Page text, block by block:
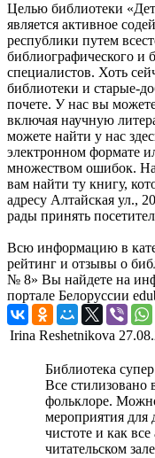
Целью библиотеки
является активное
республики путем
библиографического и
специалистов. Хоть
библиотеки и старые-
почете. У нас вы
включая научную
можете найти у нас
электронном формате
множеством ошибок.
вам найти ту книгу,
адресу Алтайская ул.,
рады принять
Всю информацию в
рейтинг и отзывы о
№ 8» Вы найдете на
портале Белоруссии
Irina Reshetnikova
Библиотека
Все стилизовано
фольклоре.
мероприятия для
чистоте и как
читательском